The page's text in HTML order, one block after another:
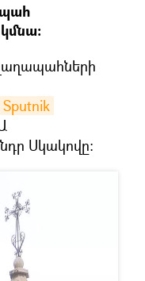
Sputnik
Սկակովը։